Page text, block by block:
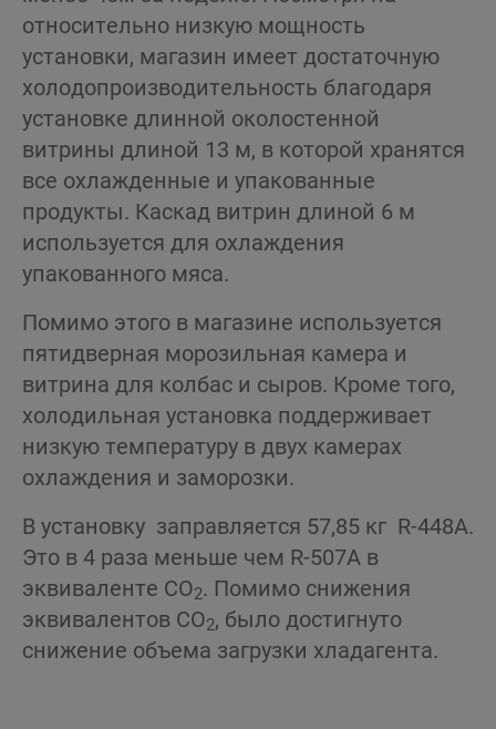
относительно низкую мощность
установки, магазин имеет достаточную
холодопроизводительность благодаря
установке длинной околостенной
витрины длиной 13 м, в которой хранятся
все охлажденные и упакованные
продукты. Каскад витрин длиной 6 м
используется для охлаждения
упакованного мяса.
Помимо этого в магазине используется
пятидверная морозильная камера и
витрина для колбас и сыров. Кроме того,
холодильная установка поддерживает
низкую температуру в двух камерах
охлаждения и заморозки.
В установку заправляется 57,85 кг R-448A.
Это в 4 раза меньше чем R-507A в
эквиваленте CO2. Помимо снижения
эквивалентов CO2, было достигнуто
снижение объема загрузки хладагента.